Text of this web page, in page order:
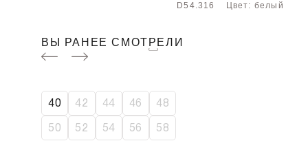
D54.316 Цвет: белый
ВЫ РАНЕЕ СМОТРЕЛИ
40 42 44 46 48
50 52 54 56 58
-50%